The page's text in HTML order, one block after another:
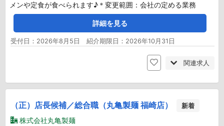
メンや定食が食べられます♪＊変更範囲：会社の定める業務
詳細を見る
受付日：2026年8月5日 紹介期限日：2026年10月31日
関連求人
（正）店長候補／総合職（丸亀製麺 福崎店） 新着
株式会社丸亀製麺